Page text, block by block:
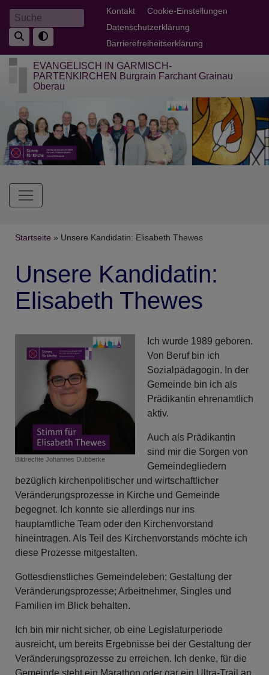
Direkt
zum
Inhalt
Suche Fußbereichsmenü
Kontakt
Cookie-Einstellungen
Datenschutzerklärung
Barrierefreiheitserklärung
EVANGELISCH IN GARMISCH-
PARTENKIRCHEN Burgrain Farchant Grainau
Oberau
Hauptnavigation
Breadcrumb
Startseite Unsere Kandidatin: Elisabeth Thewes
Unsere Kandidatin:
Elisabeth Thewes
Bildrechte Johannes Dubberke
Ich wurde 1989 geboren.
Von Beruf bin ich
Sozialpädagogin. In der
Gemeinde bin ich als
Prädikantin ehrenamtlich
aktiv.
Auch als Prädikantin
sind mir die Sorgen von
Gemeindegliedern
bezüglich kirchenpolitischer und wirtschaftlicher
Veränderungsprozesse in Kirche und Gemeinde
begegnet. Ich konnte sie allerdings nur ins
hauptamtliche Team oder den Kirchenvorstand
hineintragen. Als Teil des Kirchenvorstands möchte ich
diese Prozesse mitgestalten.
Gottesdienstliches Gemeindeleben; Gestaltung der
Veränderungsprozesse; Arbeitnehmer, Singles und
Familien im Blick behalten.
Ich bin mir nicht sicher, ob eine Legislaturperiode
ausreicht, um bereits Ergebnisse bei der Gestaltung der
Veränderungsprozesse zu erreichen. Ich denke, für die
Gemeinde steht ein Marathon oder gar ein Ultra-Trail an,